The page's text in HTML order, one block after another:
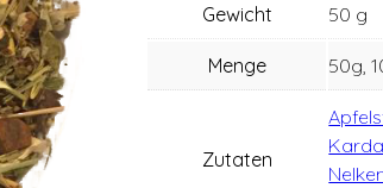
Gewicht 50 g
Menge 50g,
Zutaten